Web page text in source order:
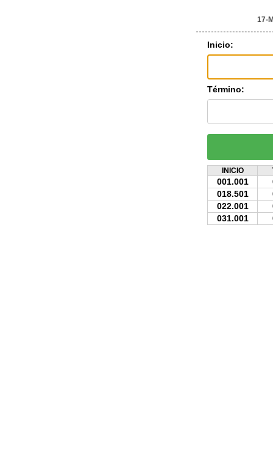
17-
Inicio:
Término:
INICIO
001.001
018.501
022.001
031.001